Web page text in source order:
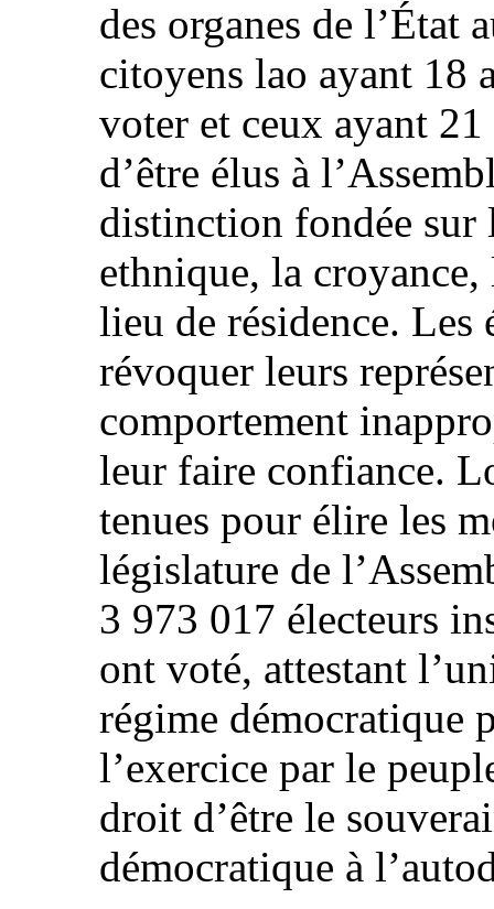
des organes de l’État
citoyens lao ayant 18
voter et ceux ayant
d’être élus à
distinction fondée sur
ethnique, la
lieu de résidence.
révoquer leurs
comportement
leur faire confiance.
tenues pour élire les
législature de
3 973 017 électeurs
ont voté, attestant
régime démocratique
l’exercice par le
droit d’être le
démocratique à